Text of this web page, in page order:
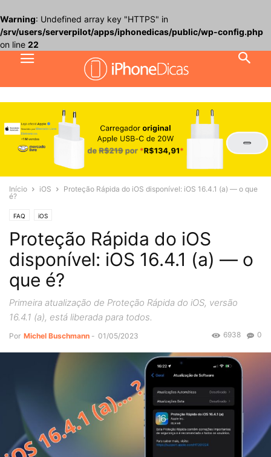
Warning: Undefined array key "HTTPS" in
/srv/users/serverpilot/apps/iphonedicas/public/wp-config.php
on line 22
Início iOS
Proteção Rápida do iOS disponível: iOS 16.4.1 (a) — o que
é?
FAQ iOS
Proteção Rápida do iOS
disponível: iOS 16.4.1 (a) — o
que é?
Primeira atualização de Proteção Rápida do iOS, versão
16.4.1 (a), está liberada para todos.
Por Michel Buschmann - 01/05/2023 0
6938